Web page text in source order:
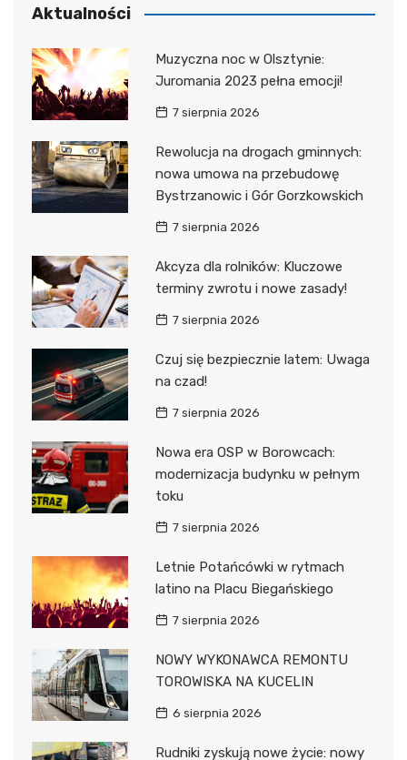
Aktualności
Muzyczna noc w Olsztynie:
Juromania 2023 pełna emocji!
7 sierpnia 2026
Rewolucja na drogach gminnych:
nowa umowa na przebudowę
Bystrzanowic i Gór Gorzkowskich
7 sierpnia 2026
Akcyza dla rolników: Kluczowe
terminy zwrotu i nowe zasady!
7 sierpnia 2026
Czuj się bezpiecznie latem: Uwaga
na czad!
7 sierpnia 2026
Nowa era OSP w Borowcach:
modernizacja budynku w pełnym
toku
7 sierpnia 2026
Letnie Potańcówki w rytmach
latino na Placu Biegańskiego
7 sierpnia 2026
NOWY WYKONAWCA REMONTU
TOROWISKA NA KUCELIN
6 sierpnia 2026
Rudniki zyskują nowe życie: nowy